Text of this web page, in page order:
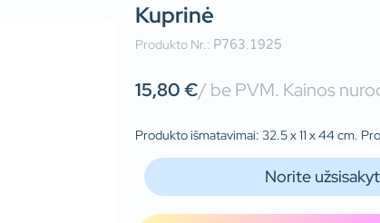
Kuprinė
Produkto Nr.: P763.1925
15,80€/ be PVM. Kainos
Produkto išmatavimai: 32.5 x 11 x 44 cm.
Norite